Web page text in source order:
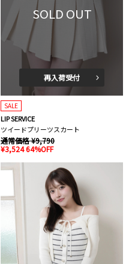
SOLD OUT
再入荷受付
SALE
LIP SERVICE
ツイードプリーツスカート
通常価格 ¥9,790
¥3,524 64%OFF